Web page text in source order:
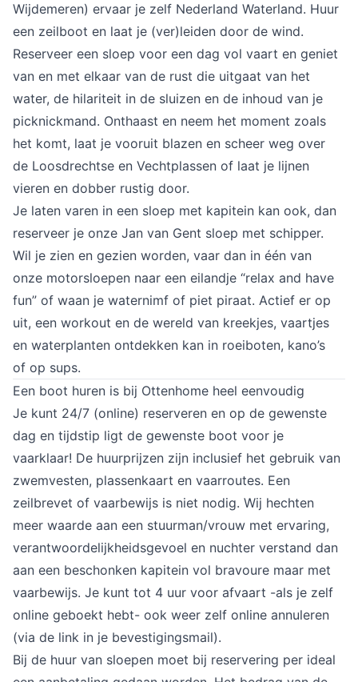
Wijdemeren) ervaar je zelf Nederland Waterland. Huur
een zeilboot en laat je (ver)leiden door de wind.
Reserveer een sloep voor een dag vol vaart en geniet
van en met elkaar van de rust die uitgaat van het
water, de hilariteit in de sluizen en de inhoud van je
picknickmand. Onthaast en neem het moment zoals
het komt, laat je vooruit blazen en scheer weg over
de Loosdrechtse en Vechtplassen of laat je lijnen
vieren en dobber rustig door.
Je laten varen in een sloep met kapitein kan ook, dan
reserveer je onze Jan van Gent sloep met schipper.
Wil je zien en gezien worden, vaar dan in één van
onze motorsloepen naar een eilandje “relax and have
fun” of waan je waternimf of piet piraat. Actief er op
uit, een workout en de wereld van kreekjes, vaartjes
en waterplanten ontdekken kan in roeiboten, kano’s
of op sups.
Een boot huren is bij Ottenhome heel eenvoudig
Je kunt 24/7 (online) reserveren en op de gewenste
dag en tijdstip ligt de gewenste boot voor je
vaarklaar! De huurprijzen zijn inclusief het gebruik van
zwemvesten, plassenkaart en vaarroutes. Een
zeilbrevet of vaarbewijs is niet nodig. Wij hechten
meer waarde aan een stuurman/vrouw met ervaring,
verantwoordelijkheidsgevoel en nuchter verstand dan
aan een beschonken kapitein vol bravoure maar met
vaarbewijs. Je kunt tot 4 uur voor afvaart -als je zelf
online geboekt hebt- ook weer zelf online annuleren
(via de link in je bevestigingsmail).
Bij de huur van sloepen moet bij reservering per ideal